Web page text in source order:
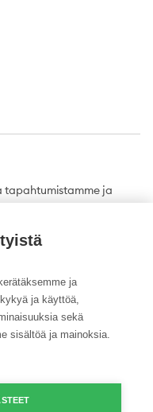
tapahtumistamme ja
ja
ja käyttöä,
sekä
sisältöä ja mainoksia.